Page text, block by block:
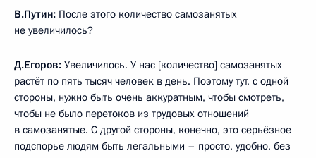
В.Путин: После этого количество самозанятых
не увеличилось?
Д.Егоров: Увеличилось. У нас [количество] самозанятых
растёт по пять тысяч человек в день. Поэтому тут, с одной
стороны, нужно быть очень аккуратным, чтобы смотреть,
чтобы не было перетоков из трудовых отношений
в самозанятые. С другой стороны, конечно, это серьёзное
подспорье людям быть легальными – просто, удобно, без